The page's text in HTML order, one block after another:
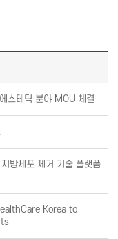
스테틱 분야 MOU 체결
방세포 제거 기술 플랫폼
Korea to